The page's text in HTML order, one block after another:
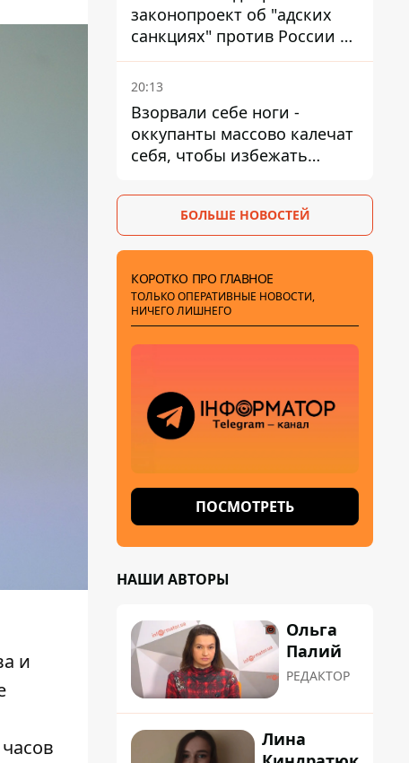
и
законопроект об "адских
санкциях" против России и
Ирана
20:13
Взорвали себе ноги -
оккупанты массово калечат
себя, чтобы избежать
БОЛЬШЕ НОВОСТЕЙ
КОРОТКО ПРО ГЛАВНОЕ
ТОЛЬКО ОПЕРАТИВНЫЕ НОВОСТИ,
НИЧЕГО ЛИШНЕГО
ПОСМОТРЕТЬ
НАШИ АВТОРЫ
Ольга
Палий
РЕДАКТОР
Лина